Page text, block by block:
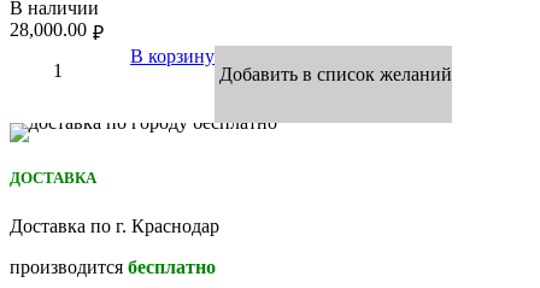
В наличии
₽
28,000.00
В корзину
Добавить в список желаний
ДОСТАВКА
Доставка по г. Краснодар
производится бесплатно